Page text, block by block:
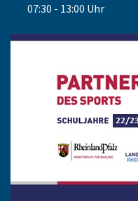
07:30 - 13:00 Uhr